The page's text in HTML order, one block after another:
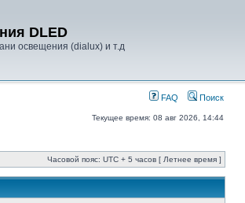
DLED
освещения (dialux) и т.д
FAQ Поиск
Текущее время: 08 авг 2026, 14:44
Часовой пояс: UTC + 5 часов [ Летнее время ]